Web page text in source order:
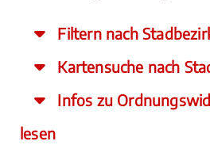
Filtern nach
Kartensuche nach
Infos zu
lesen